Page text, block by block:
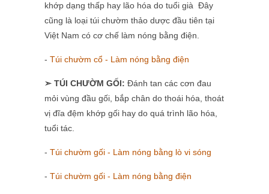
khớp dạng thấp hay lão hóa do tuổi già Đây
cũng là loại túi chườm thảo dược đầu tiên tại
Việt Nam có cơ chế làm nóng bằng điện.
- Túi chườm cổ - Làm nóng bằng điện
➣ TÚI CHƯỜM GỐI: Đánh tan các cơn đau
mỏi vùng đầu gối, bắp chân do thoái hóa, thoát
vị đĩa đệm khớp gối hay do quá trình lão hóa,
tuổi tác.
- Túi chườm gối - Làm nóng bằng lò vi sóng
- Túi chườm gối - Làm nóng bằng điện